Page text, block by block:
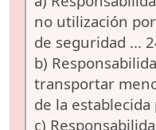
no utilización
de seguridad ...
b)
transportar
de la establecida
c)